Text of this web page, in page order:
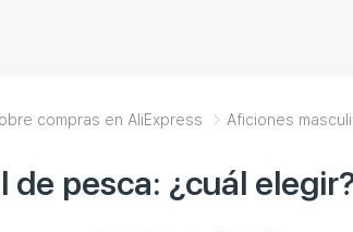
compras en AliExpress Aficiones
de pesca: ¿cuál